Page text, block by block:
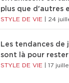
plus que d'autres
STYLE DE VIE 24
Les tendances de
sont là pour rester
STYLE DE VIE 17